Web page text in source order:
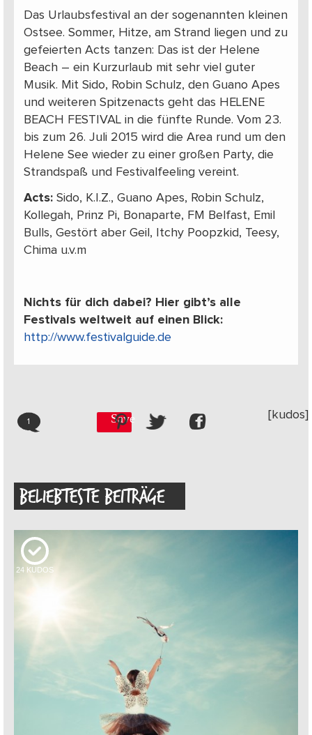
Das Urlaubsfestival an der sogenannten kleinen
Ostsee. Sommer, Hitze, am Strand liegen und zu
gefeierten Acts tanzen: Das ist der Helene
Beach – ein Kurzurlaub mit sehr viel guter
Musik. Mit Sido, Robin Schulz, den Guano Apes
und weiteren Spitzenacts geht das HELENE
BEACH FESTIVAL in die fünfte Runde. Vom 23.
bis zum 26. Juli 2015 wird die Area rund um den
Helene See wieder zu einer großen Party, die
Strandspaß und Festivalfeeling vereint.
Acts:Sido, K.I.Z., Guano Apes, Robin Schulz,
Kollegah, Prinz Pi, Bonaparte, FM Belfast, Emil
Bulls, Gestört aber Geil, Itchy Poopzkid, Teesy,
Chima u.v.m
Nichts für dich dabei? Hier gibt’s alle
Festivals weltweit auf einen Blick:
http://www.festivalguide.de
1 Save [kudos]
BELIEBTESTE BEITRÄGE
24 KUDOS